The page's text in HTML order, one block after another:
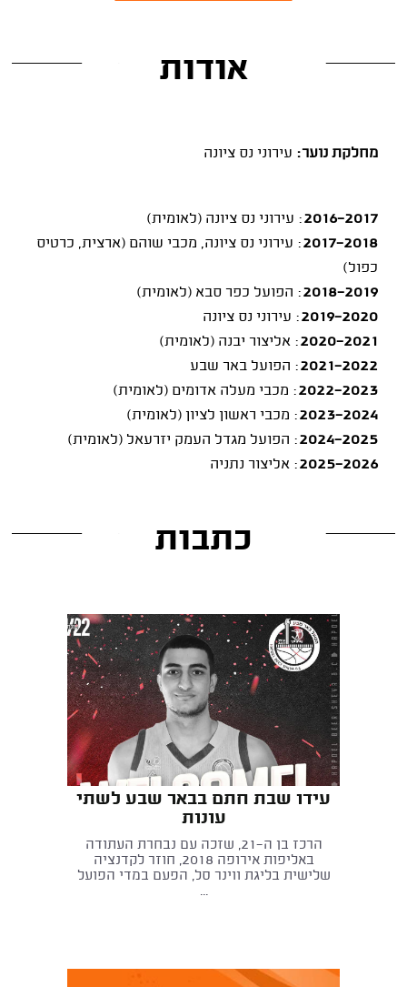
אודות
מחלקת נוער: עירוני נס ציונה
2016-2017: עירוני נס ציונה (לאומית)
2017-2018: עירוני נס ציונה, מכבי שוהם (ארצית, כרטיס
כפול)
2018-2019: הפועל כפר סבא (לאומית)
2019-2020: עירוני נס ציונה
2020-2021: אליצור יבנה (לאומית)
2021-2022: הפועל באר שבע
2022-2023: מכבי מעלה אדומים (לאומית)
2023-2024: מכבי ראשון לציון (לאומית)
2024-2025: הפועל מגדל העמק יזרעאל (לאומית)
2025-2026: אליצור נתניה
כתבות
עידו שבת חתם בבאר שבע לשתי
עונות
הרכז בן ה-21, שזכה עם נבחרת העתודה
באליפות אירופה 2018, חוזר לקדנציה
שלישית בליגת ווינר סל, הפעם במדי הפועל
...